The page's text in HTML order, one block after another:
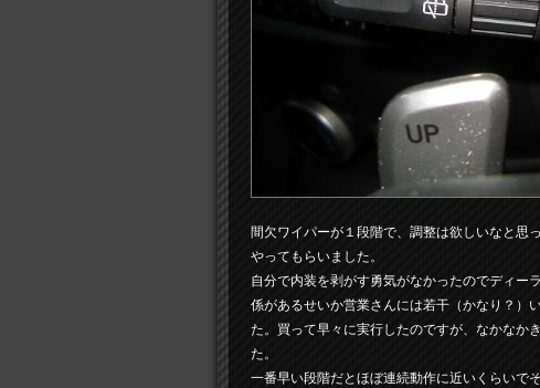
間欠ワイパーが１段階で、調整は欲しいなと思
やってもらいました。
自分で内装を剥がす勇気がなかったのでディー
係があるせいか営業さんには若干（かなり？）
た。買って早々に実行したのですが、なかなか
た。
一番早い段階だとほぼ連続動作に近いくらいで